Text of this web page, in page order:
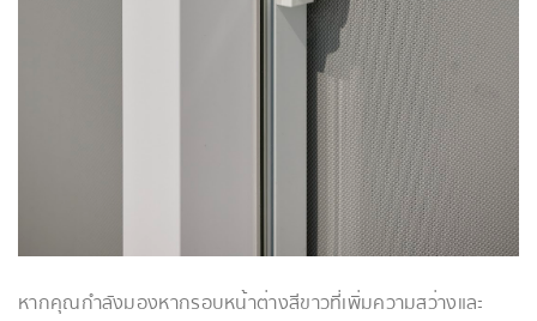
หากคุณกำลังมองหากรอบหน้าต่างสีขาวที่เพิ่มความสว่างและ